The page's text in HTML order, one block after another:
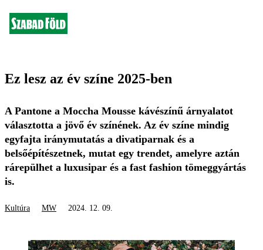
Ez lesz az év színe 2025-ben
A Pantone a Moccha Mousse kávészínű árnyalatot
választotta a jövő év színének. Az év színe mindig
egyfajta iránymutatás a divatiparnak és a
belsőépítészetnek, mutat egy trendet, amelyre aztán
rárepülhet a luxusipar és a fast fashion tömeggyártás
is.
Kultúra MW 2024. 12. 09.